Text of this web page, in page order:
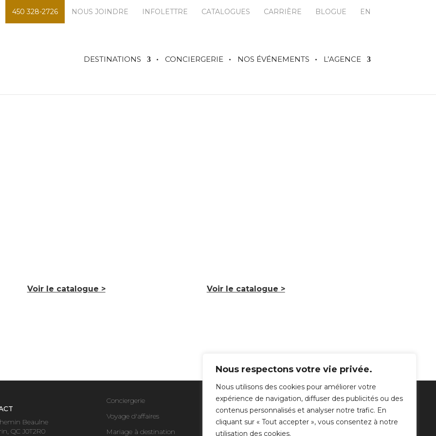
Nous respectons votre vie privée.
Nous utilisons des cookies pour améliorer votre
expérience de navigation, diffuser des publicités ou des
contenus personnalisés et analyser notre trafic. En
cliquant sur « Tout accepter », vous consentez à notre
utilisation des cookies.
450 328-2726 NOUS JOINDRE INFOLETTRE CATALOGUES CARRIÈRE BLOGUE EN
DESTINATIONS CONCIERGERIE NOS ÉVÉNEMENTS L’AGENCE
Voir le catalogue > Voir le catalogue >
Beaulne
QC J0T2R0
Conciergerie
Voyage d'affaires
Mariage à destination
SUIVEZ-NOUS